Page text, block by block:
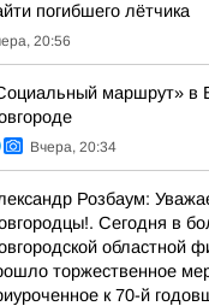
погибшего лётчика
20:56
маршрут» в
Вчера, 20:34
Розбаум:
Сегодня в
областной
торжественное
к 70-й